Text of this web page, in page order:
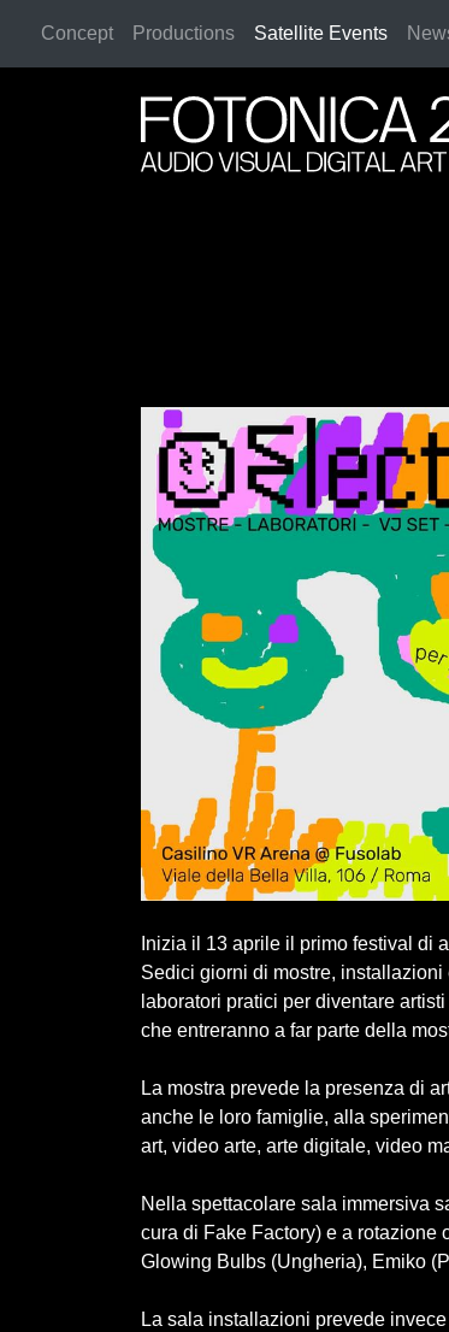
2026 Rome
Concept Productions Satellite Events
Inizia il 13 aprile il primo festival di
Sedici giorni di mostre,
laboratori pratici per diventare
che entreranno a far parte della
La mostra prevede la presenza di
anche le loro famiglie, alla
art, video arte, arte digitale, video
Nella spettacolare sala immersiva
cura di Fake Factory) e a rotazione
Glowing Bulbs (Ungheria), Emiko
La sala installazioni prevede